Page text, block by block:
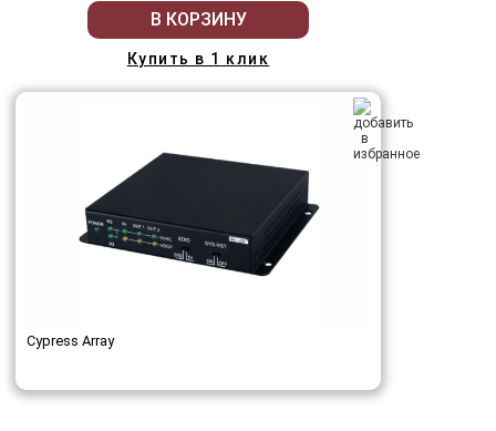
В КОРЗИНУ
Купить в 1 клик
Cypress Array